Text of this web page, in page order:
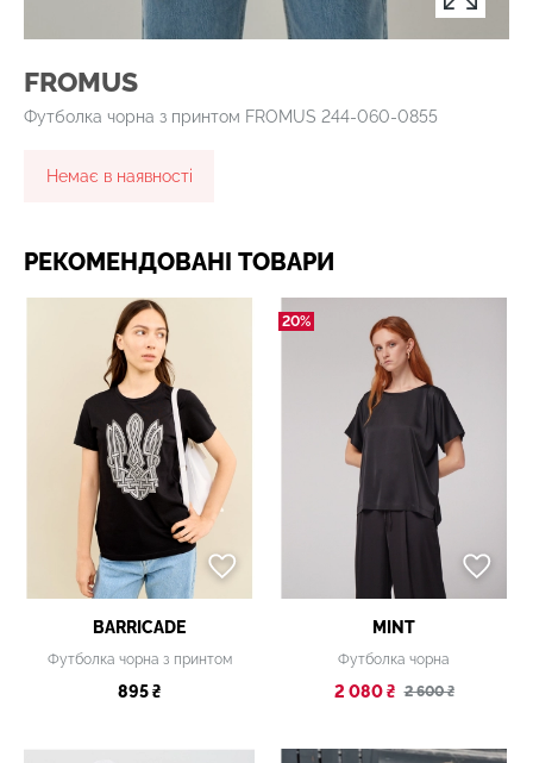
FROMUS
Футболка чорна з принтом FROMUS 244-060-0855
Немає в наявності
РЕКОМЕНДОВАНІ ТОВАРИ
BARRICADE
Футболка чорна з принтом
895 ₴
20%
MINT
Футболка чорна
2 080 ₴ 2 600 ₴